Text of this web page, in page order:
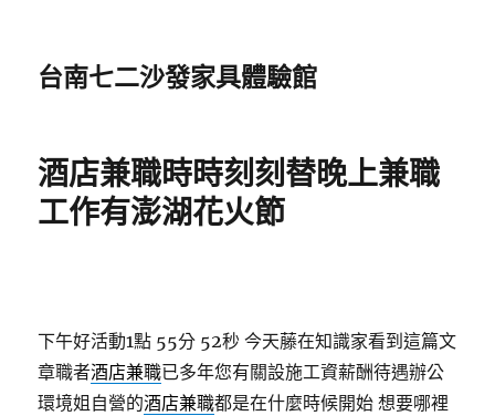
台南七二沙發家具體驗館
酒店兼職時時刻刻替晚上兼職
工作有澎湖花火節
下午好活動1點 55分 52秒 今天藤在知識家看到這篇文
章職者酒店兼職已多年您有關設施工資薪酬待遇辦公
環境姐自營的酒店兼職都是在什麼時候開始 想要哪裡